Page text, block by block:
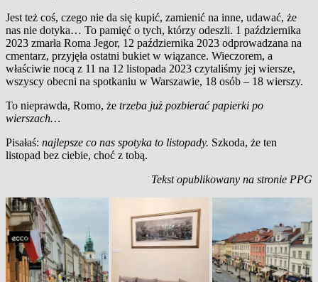
Jest też coś, czego nie da się kupić, zamienić na inne, udawać, że
nas nie dotyka… To pamięć o tych, którzy odeszli. 1 października
2023 zmarła Roma Jegor, 12 października 2023 odprowadzana na
cmentarz, przyjęła ostatni bukiet w wiązance. Wieczorem, a
właściwie nocą z 11 na 12 listopada 2023 czytaliśmy jej wiersze,
wszyscy obecni na spotkaniu w Warszawie, 18 osób – 18 wierszy.
To nieprawda, Romo, że trzeba już pozbierać papierki po
wierszach…
Pisałaś: najlepsze co nas spotyka to listopady. Szkoda, że ten
listopad bez ciebie, choć z tobą.
Tekst opublikowany na stronie PPG